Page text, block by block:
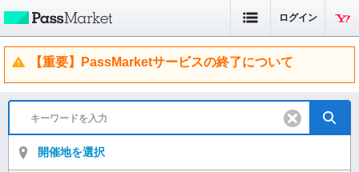
ログイン
【重要】PassMarketサービスの終了について
開催地を選択